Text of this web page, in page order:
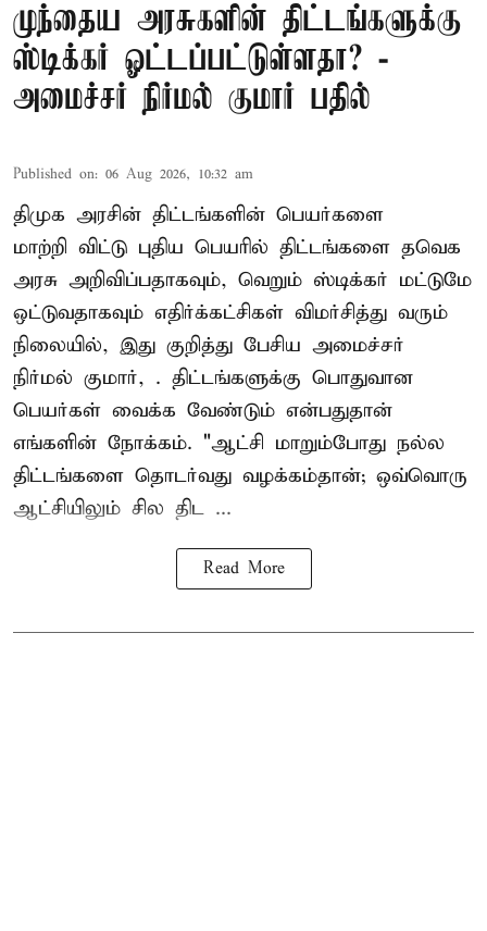
முந்தைய அரசுகளின் திட்டங்களுக்கு
ஸ்டிக்கர் ஓட்டப்பட்டுள்ளதா? -
அமைச்சர் நிர்மல் குமார் பதில்
Published on: 06 Aug 2026, 10:32 am
திமுக அரசின் திட்டங்களின் பெயர்களை
மாற்றி விட்டு புதிய பெயரில் திட்டங்களை தவெக
அரசு அறிவிப்பதாகவும், வெறும் ஸ்டிக்கர் மட்டுமே
ஒட்டுவதாகவும் எதிர்க்கட்சிகள் விமர்சித்து வரும்
நிலையில், இது குறித்து பேசிய அமைச்சர்
நிர்மல் குமார், . திட்டங்களுக்கு பொதுவான
பெயர்கள் வைக்க வேண்டும் என்பதுதான்
எங்களின் நோக்கம். "ஆட்சி மாறும்போது நல்ல
திட்டங்களை தொடர்வது வழக்கம்தான்; ஒவ்வொரு
ஆட்சியிலும் சில திட ...
Read More